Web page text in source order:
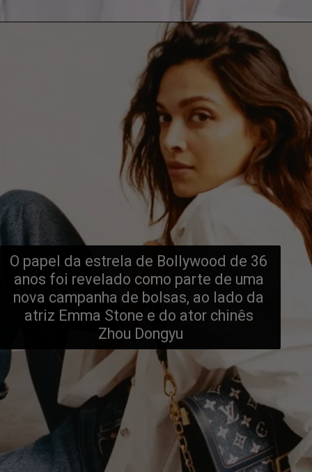
O papel da estrela de Bollywood de 36
anos foi revelado como parte de uma
nova campanha de bolsas, ao lado da
atriz Emma Stone e do ator chinês
Zhou Dongyu